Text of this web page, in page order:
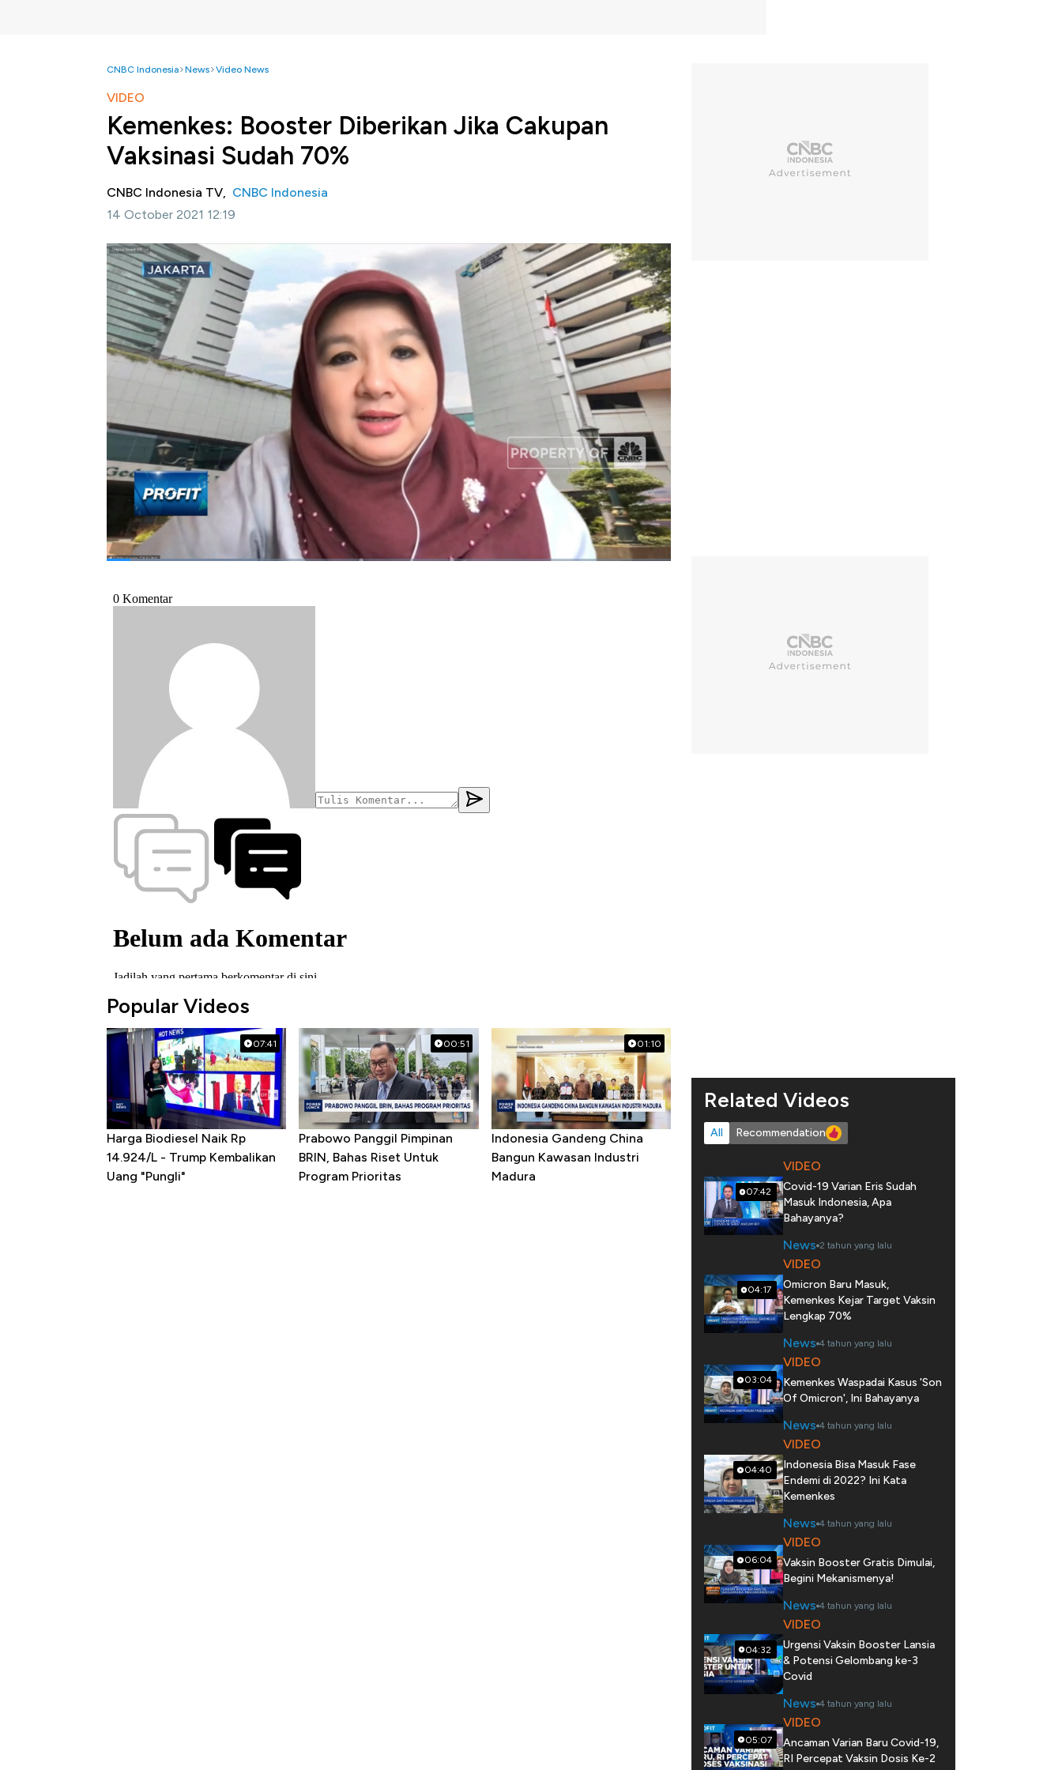
CNBC Indonesia News Video News
VIDEO
Kemenkes: Booster Diberikan Jika Cakupan
Vaksinasi Sudah 70%
CNBC Indonesia TV, CNBC Indonesia
14 October 2021 12:19
Jakarta, CNBC Indonesia-
Juru Bicara Vaksinasi Kemenkes, Siti Nadia Tarmizi menyebutkan
rekomendasi WHO terhadap perlunya vaksin booster bagi lansia penerima vaksin Sinovac dan
Sinopharm disebbakan adanya penurunan efikasi vaksin setelah beberapa bulan disuntikan. Namun
demikian saat ini masih didahulukan upaya perluasan cakupan vaksinasi 2 dosis ke masyarakat agar
mencapai setidaknya 70% dan jika sudah tercapai maka vaksin booster bisa diberikan.
Seperti apa urgensi pemberian vaksin booster RI? Selengkapnya simak dialog Bramudya Prabowo
dengan Juru Bicara Vaksinasi Kementerian Kesehatan RI, Siti Nadia Tarmizi di Profit,CNBCIndonesia
#siti nadia tarmizi #vaksinasi covid-19 #vaksin booster #kemenkes ri
Popular Videos
07:41
Harga Biodiesel Naik Rp
14.924/L - Trump Kembalikan
Uang "Pungli"
00:51
Prabowo Panggil Pimpinan
BRIN, Bahas Riset Untuk
Program Prioritas
01:10
Indonesia Gandeng China
Bangun Kawasan Industri
Madura
Related Videos
All Recommendation
07:42
VIDEO
Covid-19 Varian Eris Sudah
Masuk Indonesia, Apa
Bahayanya?
News 2 tahun yang lalu
04:17
VIDEO
Omicron Baru Masuk,
Kemenkes Kejar Target Vaksin
Lengkap 70%
News 4 tahun yang lalu
03:04
VIDEO
Kemenkes Waspadai Kasus 'Son
Of Omicron', Ini Bahayanya
News 4 tahun yang lalu
04:40
VIDEO
Indonesia Bisa Masuk Fase
Endemi di 2022? Ini Kata
Kemenkes
News 4 tahun yang lalu
06:04
VIDEO
Vaksin Booster Gratis Dimulai,
Begini Mekanismenya!
News 4 tahun yang lalu
04:32
VIDEO
Urgensi Vaksin Booster Lansia
& Potensi Gelombang ke-3
Covid
News 4 tahun yang lalu
05:07
VIDEO
Ancaman Varian Baru Covid-19,
RI Percepat Vaksin Dosis Ke-2